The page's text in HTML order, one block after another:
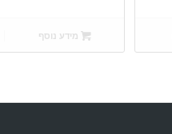
מידע נוסף